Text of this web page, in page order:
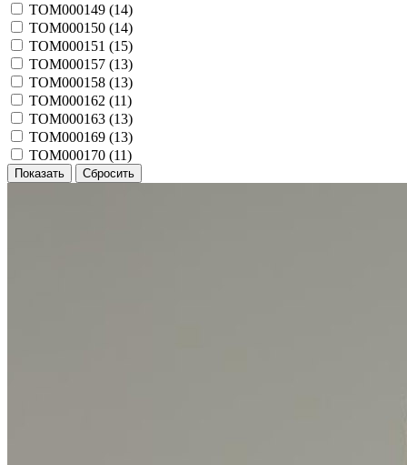
TOM000149 (14)
TOM000150 (14)
TOM000151 (15)
TOM000157 (13)
TOM000158 (13)
TOM000162 (11)
TOM000163 (13)
TOM000169 (13)
TOM000170 (11)